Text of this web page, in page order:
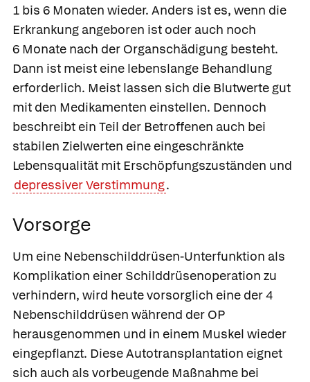
1 bis 6 Monaten wieder. Anders ist es, wenn die
Erkrankung angeboren ist oder auch noch
6 Monate nach der Organschädigung besteht.
Dann ist meist eine lebenslange Behandlung
erforderlich. Meist lassen sich die Blutwerte gut
mit den Medikamenten einstellen. Dennoch
beschreibt ein Teil der Betroffenen auch bei
stabilen Zielwerten eine eingeschränkte
Lebensqualität mit Erschöpfungszuständen und
depressiver Verstimmung.
Vorsorge
Um eine Nebenschilddrüsen-Unterfunktion als
Komplikation einer Schilddrüsenoperation zu
verhindern, wird heute vorsorglich eine der 4
Nebenschilddrüsen während der OP
herausgenommen und in einem Muskel wieder
eingepflanzt. DieseAutotransplantation eignet
sich auch als vorbeugende Maßnahme bei